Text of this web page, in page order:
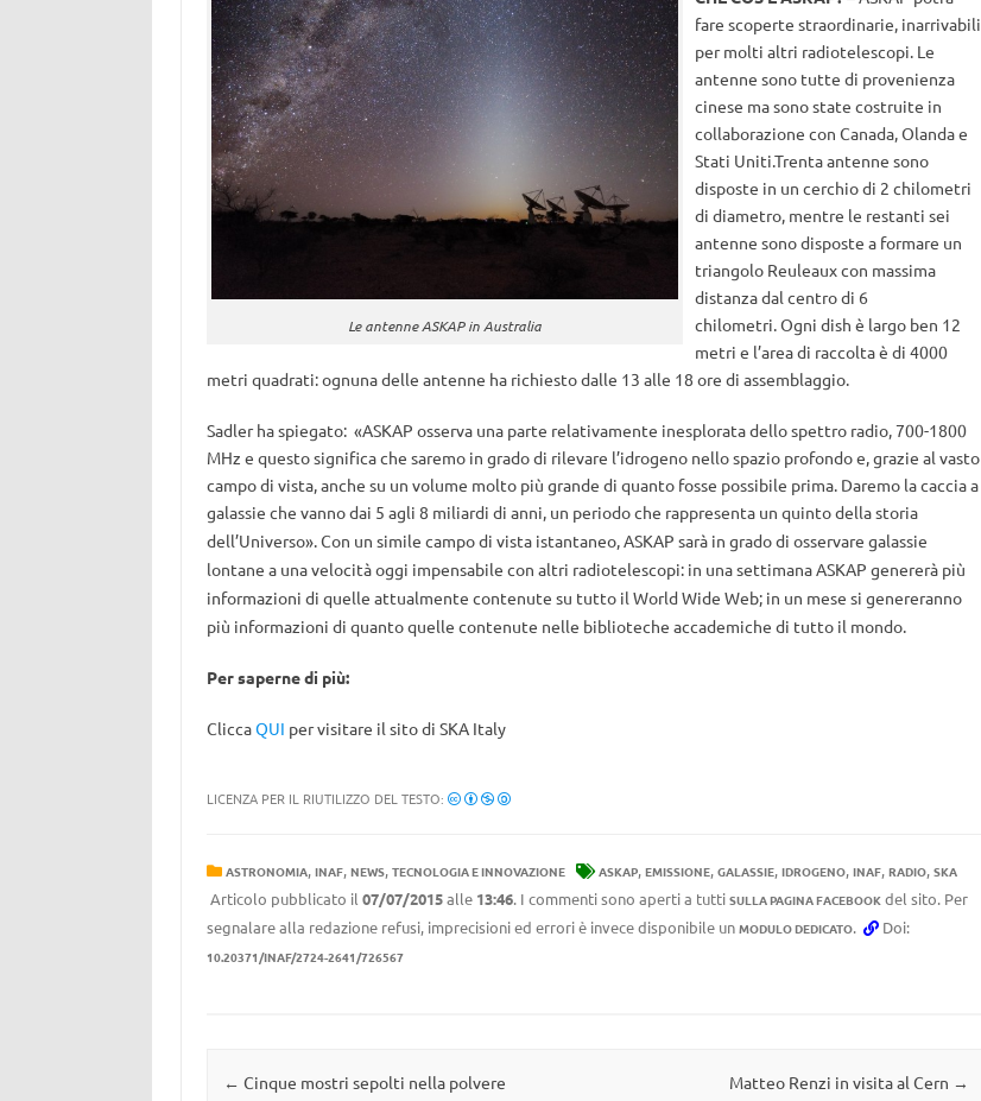
Le antenne ASKAP in Australia
fare scoperte straordinarie, inarrivabili
per molti altri radiotelescopi. Le
antenne sono tutte di provenienza
cinese ma sono state costruite in
collaborazione con Canada, Olanda e
Stati Uniti.Trenta antenne sono
disposte in un cerchio di 2 chilometri
di diametro, mentre le restanti sei
antenne sono disposte a formare un
triangolo Reuleaux con massima
distanza dal centro di 6
chilometri. Ogni dish è largo ben 12
metri e l’area di raccolta è di 4000
metri quadrati: ognuna delle antenne ha richiesto dalle 13 alle 18 ore di assemblaggio.
Sadler ha spiegato: «ASKAP osserva una parte relativamente inesplorata dello spettro radio, 700-1800
MHz e questo significa che saremo in grado di rilevare l’idrogeno nello spazio profondo e, grazie al vasto
campo di vista, anche su un volume molto più grande di quanto fosse possibile prima. Daremo la caccia a
galassie che vanno dai 5 agli 8 miliardi di anni, un periodo che rappresenta un quinto della storia
dell’Universo».Con un simile campo di vista istantaneo, ASKAP sarà in grado di osservare galassie
lontane a una velocità oggi impensabile con altri radiotelescopi: in una settimana ASKAP genererà più
informazioni di quelle attualmente contenute su tutto il World Wide Web; in un mese si genereranno
più informazioni di quanto quelle contenute nelle biblioteche accademiche di tutto il mondo.
Per saperne di più:
CliccaQUI per visitare il sito di SKA Italy
LICENZA PER IL RIUTILIZZO DEL TESTO:
ASTRONOMIA, INAF, NEWS, TECNOLOGIA E INNOVAZIONE ASKAP, EMISSIONE, GALASSIE, IDROGENO, INAF, RADIO, SKA
Articolo pubblicato il 07/07/2015alle 13:46. I commenti sono aperti a tutti SULLA PAGINA FACEBOOKdel sito. Per
segnalare alla redazione refusi, imprecisioni ed errori è invece disponibile un MODULO DEDICATO. Doi:
10.20371/INAF/2724-2641/726567
Navigazione articolo
← Cinque mostri sepolti nella polvere Matteo Renzi in visita al Cern →